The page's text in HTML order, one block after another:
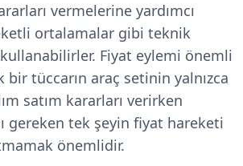
vermelerine yardımcı
ortalamalar gibi teknik
Fiyat eylemi önemli
bir tüccarın araç setinin yalnızca
satım kararları verirken
gereken tek şeyin fiyat hareketi
önemlidir.